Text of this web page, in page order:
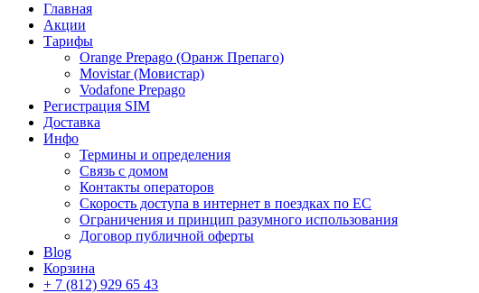
Главная
Акции
Тарифы
Orange Prepago (Оранж Препаго)
Movistar (Мовистар)
Vodafone Prepago
Регистрация SIM
Доставка
Инфо
Термины и определения
Связь с домом
Контакты операторов
Скорость доступа в интернет в поездках по ЕС
Ограничения и принцип разумного использования
Договор публичной оферты
Blog
Корзина
+ 7 (812) 929 65 43